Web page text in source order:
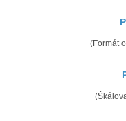
(Formát